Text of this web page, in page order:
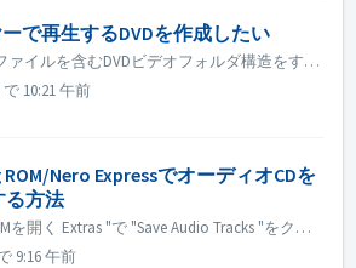
で再生するDVDを作成したい
VOB、IFO/.BUPファイルを含むDVDビデオフォルダ構造をすでに持っている場合は、Nero BurningROMを使用してDVDに書き込むことができます。 1. 新しいコンピレーションを作成します。DVD-> DVD-Videoを選択してください。 2. 準備したフォルダ構造からすべてのVOB、...
で 10:21 午前
Nero ExpressでオーディオCDを
る方法
Nero Burning ROMを開く Extras "で "Save Audio Tracks "をクリックします。 source」タブで、トラックを選択します。 出力 "タブで、出力を設定します。 ボタン「コピー」をクリックします。 Nero Exp...
9:16 午前